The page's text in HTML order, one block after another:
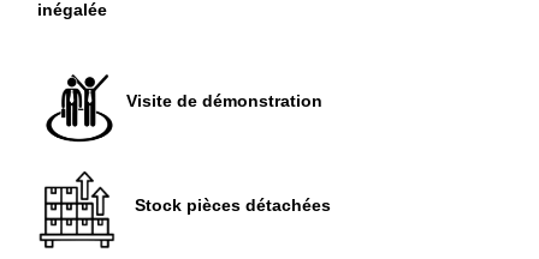
inégalée
Visite de démonstration
Stock pièces détachées